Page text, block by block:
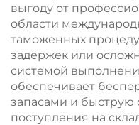
выгоду от
области
таможенных
задержек или
системой
обеспечивает
запасами и быструю
поступления на